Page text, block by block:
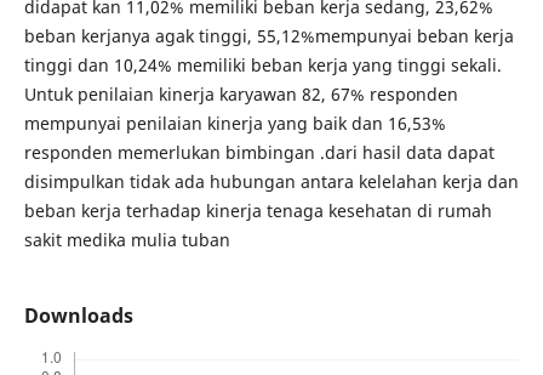
didapat kan 11,02% memiliki beban kerja sedang, 23,62%
beban kerjanya agak tinggi, 55,12%mempunyai beban kerja
tinggi dan 10,24% memiliki beban kerja yang tinggi sekali.
Untuk penilaian kinerja karyawan 82, 67% responden
mempunyai penilaian kinerja yang baik dan 16,53%
responden memerlukan bimbingan .dari hasil data dapat
disimpulkan tidak ada hubungan antara kelelahan kerja dan
beban kerja terhadap kinerja tenaga kesehatan di rumah
sakit medika mulia tuban
Downloads